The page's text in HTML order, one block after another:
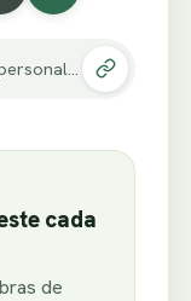
https://renuevo.com/crecimiento-personal-tres-maneras-de-cuidarnos.html
cada
de